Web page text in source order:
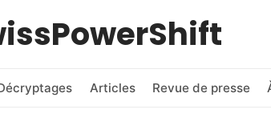
Articles Revue de presse